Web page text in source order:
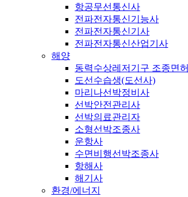
항공무선통신사
전파전자통신기능사
전파전자통신기사
전파전자통신산업기사
해양
동력수상레저기구 조종면허
도선수습생(도선사)
마리나선박정비사
선박안전관리사
선박의료관리자
소형선박조종사
운항사
수면비행선박조종사
항해사
해기사
환경/에너지